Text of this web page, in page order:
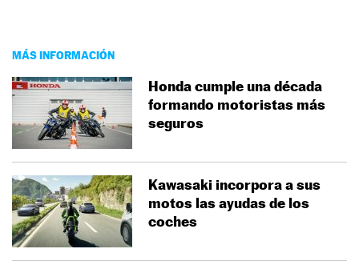
MÁS INFORMACIÓN
Honda cumple una década
formando motoristas más
seguros
Kawasaki incorpora a sus
motos las ayudas de los
coches